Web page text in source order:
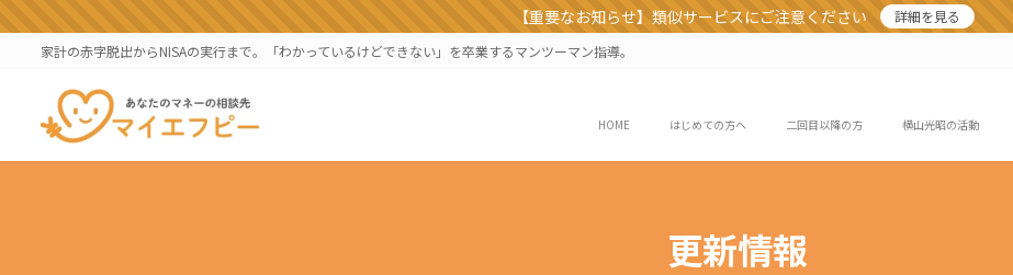
ン
ス
ビ
ン
【重要なお知らせ】類似サービスにご注意ください
詳細を見る
家計の赤字脱出からNISAの実行まで。「わかっているけどできない」を卒業するマンツーマン指導。
HOME はじめての方へ 二回目以降の方 横山光昭の活動
更新情報